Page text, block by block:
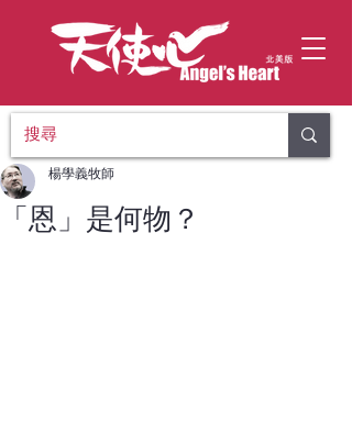
「恩」是何物？
楊學義牧師